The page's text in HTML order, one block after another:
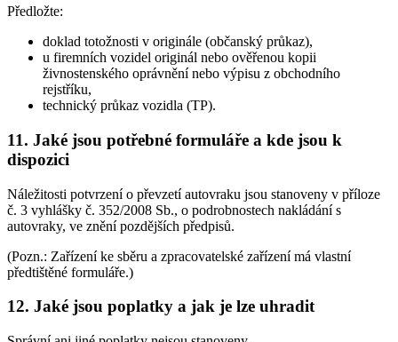
Předložte:
doklad totožnosti v originále (občanský průkaz),
u firemních vozidel originál nebo ověřenou kopii
živnostenského oprávnění nebo výpisu z obchodního
rejstříku,
technický průkaz vozidla (TP).
11. Jaké jsou potřebné formuláře a kde jsou k
dispozici
Náležitosti potvrzení o převzetí autovraku jsou stanoveny v příloze
č. 3 vyhlášky č. 352/2008 Sb., o podrobnostech nakládání s
autovraky, ve znění pozdějších předpisů.
(Pozn.: Zařízení ke sběru a zpracovatelské zařízení má vlastní
předtištěné formuláře.)
12. Jaké jsou poplatky a jak je lze uhradit